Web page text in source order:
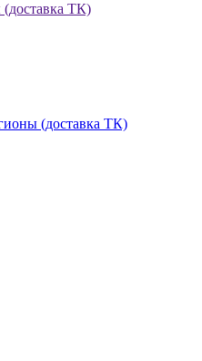
ТК)
(доставка ТК)